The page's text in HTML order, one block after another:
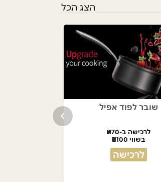
הצג הכל
שובר לפוד אפיל
לרכישה ב-₪70
בשווי ₪100
לרכישה